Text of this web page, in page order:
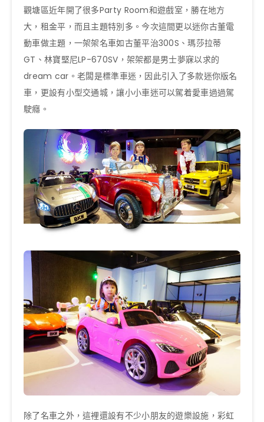
觀塘區近年開了很多Party Room和遊戲室，勝在地方
大，租金平，而且主題特別多。今次這間更以迷你古董電
動車做主題，一架架名車如古董平治300S、瑪莎拉蒂
GT、林寶堅尼LP-670SV，架架都是男士夢寐以求的
dream car。老闆是標準車迷，因此引入了多款迷你版名
車，更設有小型交通城，讓小小車迷可以駕着愛車過過駕
駛癮。
除了名車之外，這裡還設有不少小朋友的遊樂設施，彩虹